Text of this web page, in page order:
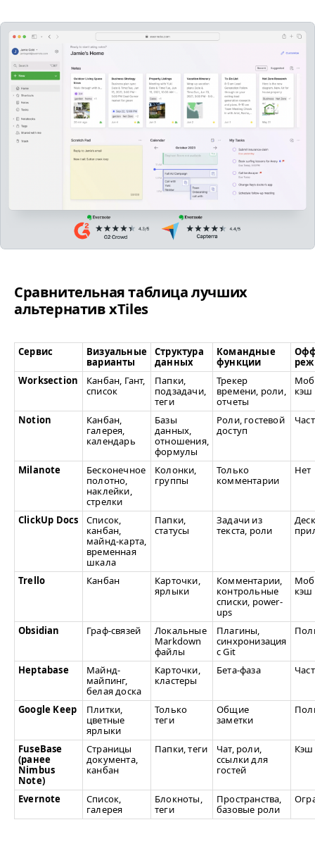
Сравнительная таблица лучших
альтернатив xTiles
Сервис
Визуальные
варианты
Структура
данных
Командные
функции
Worksection
Канбан, Гант,
список
Папки,
подзадачи,
теги
Трекер
времени, роли,
отчеты
кэш
Notion
Канбан,
галерея,
календарь
Базы
данных,
отношения,
формулы
Роли, гостевой
доступ
Milanote
Бесконечное
полотно,
наклейки,
стрелки
Колонки,
группы
Только
комментарии
Нет
ClickUp Docs
Список,
канбан,
майнд-карта,
временная
шкала
Папки,
статусы
Задачи из
текста, роли
Trello Канбан
Карточки,
ярлыки
Комментарии,
контрольные
списки, power-
ups
кэш
Obsidian Граф-связей
Локальные
Markdown
файлы
Плагины,
синхронизация
с Git
Heptabase
Майнд-
майпинг,
белая доска
Карточки,
кластеры
Бета-фаза
Google Keep
Плитки,
цветные
ярлыки
Только
теги
Общие
заметки
FuseBase
(ранее
Nimbus
Note)
Страницы
документа,
канбан
Папки, теги
Чат, роли,
ссылки для
гостей
Кэш
Evernote
Список,
галерея
Блокноты,
теги
Пространства,
базовые роли